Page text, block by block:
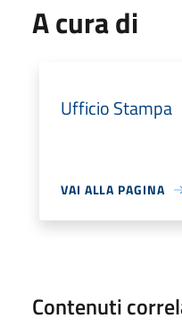
A cura di
Ufficio Stampa
VAI ALLA PAGINA
Contenuti